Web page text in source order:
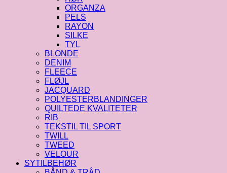
ORGANZA
PELS
RAYON
SILKE
TYL
BLONDE
DENIM
FLEECE
FLØJL
JACQUARD
POLYESTERBLANDINGER
QUILTEDE KVALITETER
RIB
TEKSTIL TIL SPORT
TWILL
TWEED
VELOUR
SYTILBEHØR